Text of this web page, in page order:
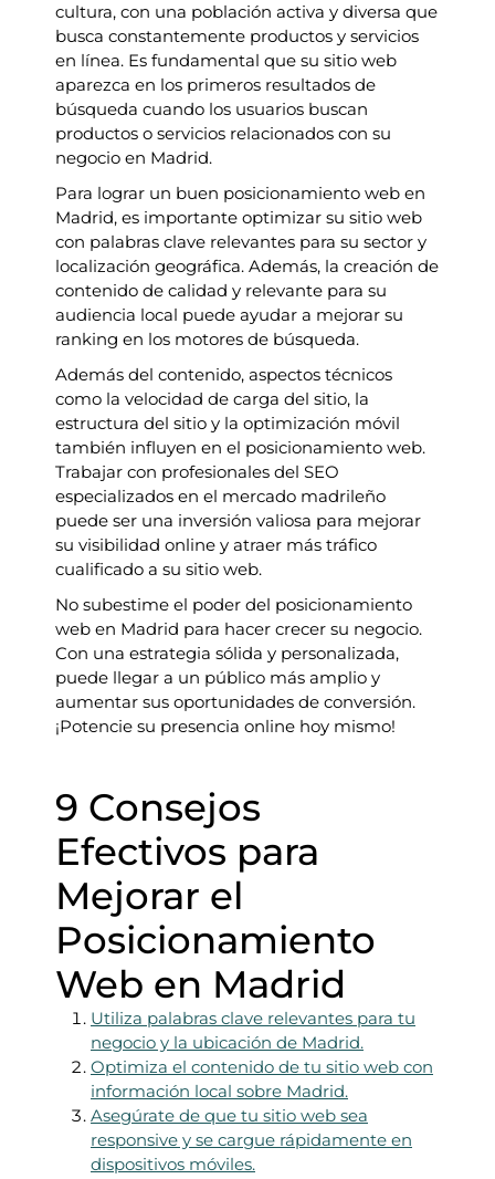
cultura, con una población activa y diversa que
busca constantemente productos y servicios
en línea. Es fundamental que su sitio web
aparezca en los primeros resultados de
búsqueda cuando los usuarios buscan
productos o servicios relacionados con su
negocio en Madrid.
Para lograr un buen posicionamiento web en
Madrid, es importante optimizar su sitio web
con palabras clave relevantes para su sector y
localización geográfica. Además, la creación de
contenido de calidad y relevante para su
audiencia local puede ayudar a mejorar su
ranking en los motores de búsqueda.
Además del contenido, aspectos técnicos
como la velocidad de carga del sitio, la
estructura del sitio y la optimización móvil
también influyen en el posicionamiento web.
Trabajar con profesionales del SEO
especializados en el mercado madrileño
puede ser una inversión valiosa para mejorar
su visibilidad online y atraer más tráfico
cualificado a su sitio web.
No subestime el poder del posicionamiento
web en Madrid para hacer crecer su negocio.
Con una estrategia sólida y personalizada,
puede llegar a un público más amplio y
aumentar sus oportunidades de conversión.
¡Potencie su presencia online hoy mismo!
9 Consejos
Efectivos para
Mejorar el
Posicionamiento
Web en Madrid
Utiliza palabras clave relevantes para tu
negocio y la ubicación de Madrid.
Optimiza el contenido de tu sitio web con
información local sobre Madrid.
Asegúrate de que tu sitio web sea
responsive y se cargue rápidamente en
dispositivos móviles.